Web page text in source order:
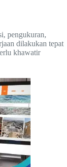
pengukuran,
dilakukan tepat
khawatir